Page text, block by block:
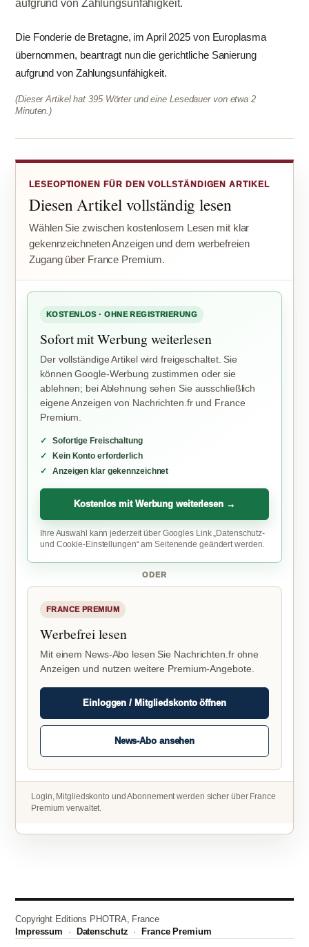
aufgrund von Zahlungsunfähigkeit.
Die Fonderie de Bretagne, im April 2025 von Europlasma
übernommen, beantragt nun die gerichtliche Sanierung
aufgrund von Zahlungsunfähigkeit.
(Dieser Artikel hat 395 Wörter und eine Lesedauer von etwa 2
Minuten.)
LESEOPTIONEN FÜR DEN VOLLSTÄNDIGEN ARTIKEL
Diesen Artikel vollständig lesen
Wählen Sie zwischen kostenlosem Lesen mit klar
gekennzeichneten Anzeigen und dem werbefreien
Zugang über France Premium.
KOSTENLOS · OHNE REGISTRIERUNG
Sofort mit Werbung weiterlesen
Der vollständige Artikel wird freigeschaltet. Sie
können Google-Werbung zustimmen oder sie
ablehnen; bei Ablehnung sehen Sie ausschließlich
eigene Anzeigen von Nachrichten.fr und France
Premium.
Sofortige Freischaltung
Kein Konto erforderlich
Anzeigen klar gekennzeichnet
Kostenlos mit Werbung weiterlesen →
Ihre Auswahl kann jederzeit über Googles Link „Datenschutz-
und Cookie-Einstellungen“ am Seitenende geändert werden.
ODER
FRANCE PREMIUM
Werbefrei lesen
Mit einem News-Abo lesen Sie Nachrichten.fr ohne
Anzeigen und nutzen weitere Premium-Angebote.
Einloggen / Mitgliedskonto öffnen
News-Abo ansehen
Login, Mitgliedskonto und Abonnement werden sicher über France
Premium verwaltet.
Copyright Editions PHOTRA, France
Impressum · Datenschutz · France Premium